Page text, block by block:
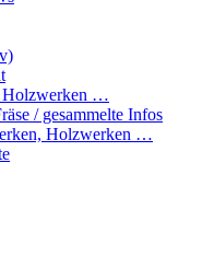
Holzwerken …
/ gesammelte Infos
Holzwerken …